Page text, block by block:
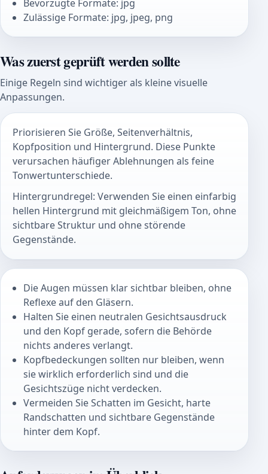
Bevorzugte Formate: jpg
Zulässige Formate: jpg, jpeg, png
Was zuerst geprüft werden sollte
Einige Regeln sind wichtiger als kleine visuelle
Anpassungen.
Priorisieren Sie Größe, Seitenverhältnis,
Kopfposition und Hintergrund. Diese Punkte
verursachen häufiger Ablehnungen als feine
Tonwertunterschiede.
Hintergrundregel: Verwenden Sie einen einfarbig
hellen Hintergrund mit gleichmäßigem Ton, ohne
sichtbare Struktur und ohne störende
Gegenstände.
Die Augen müssen klar sichtbar bleiben, ohne
Reflexe auf den Gläsern.
Halten Sie einen neutralen Gesichtsausdruck
und den Kopf gerade, sofern die Behörde
nichts anderes verlangt.
Kopfbedeckungen sollten nur bleiben, wenn
sie wirklich erforderlich sind und die
Gesichtszüge nicht verdecken.
Vermeiden Sie Schatten im Gesicht, harte
Randschatten und sichtbare Gegenstände
hinter dem Kopf.